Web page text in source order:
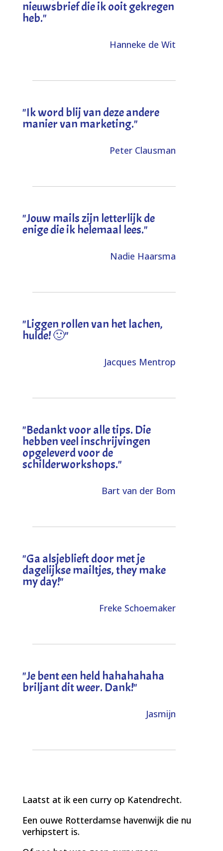
nieuwsbrief die ik ooit gekregen
heb."
Hanneke de Wit
"Ik word blij van deze andere
manier van marketing."
Peter Clausman
"Jouw mails zijn letterlijk de
enige die ik helemaal lees."
Nadie Haarsma
"Liggen rollen van het lachen,
hulde! 🙂"
Jacques Mentrop
"Bedankt voor alle tips. Die
hebben veel inschrijvingen
opgeleverd voor de
schilderworkshops."
Bart van der Bom
"Ga alsjeblieft door met je
dagelijkse mailtjes, they make
my day!"
Freke Schoemaker
"Je bent een held hahahahaha
briljant dit weer. Dank!"
Jasmijn
Laatst at ik een curry op Katendrecht.
Een ouwe Rotterdamse havenwijk die nu
verhipstert is.